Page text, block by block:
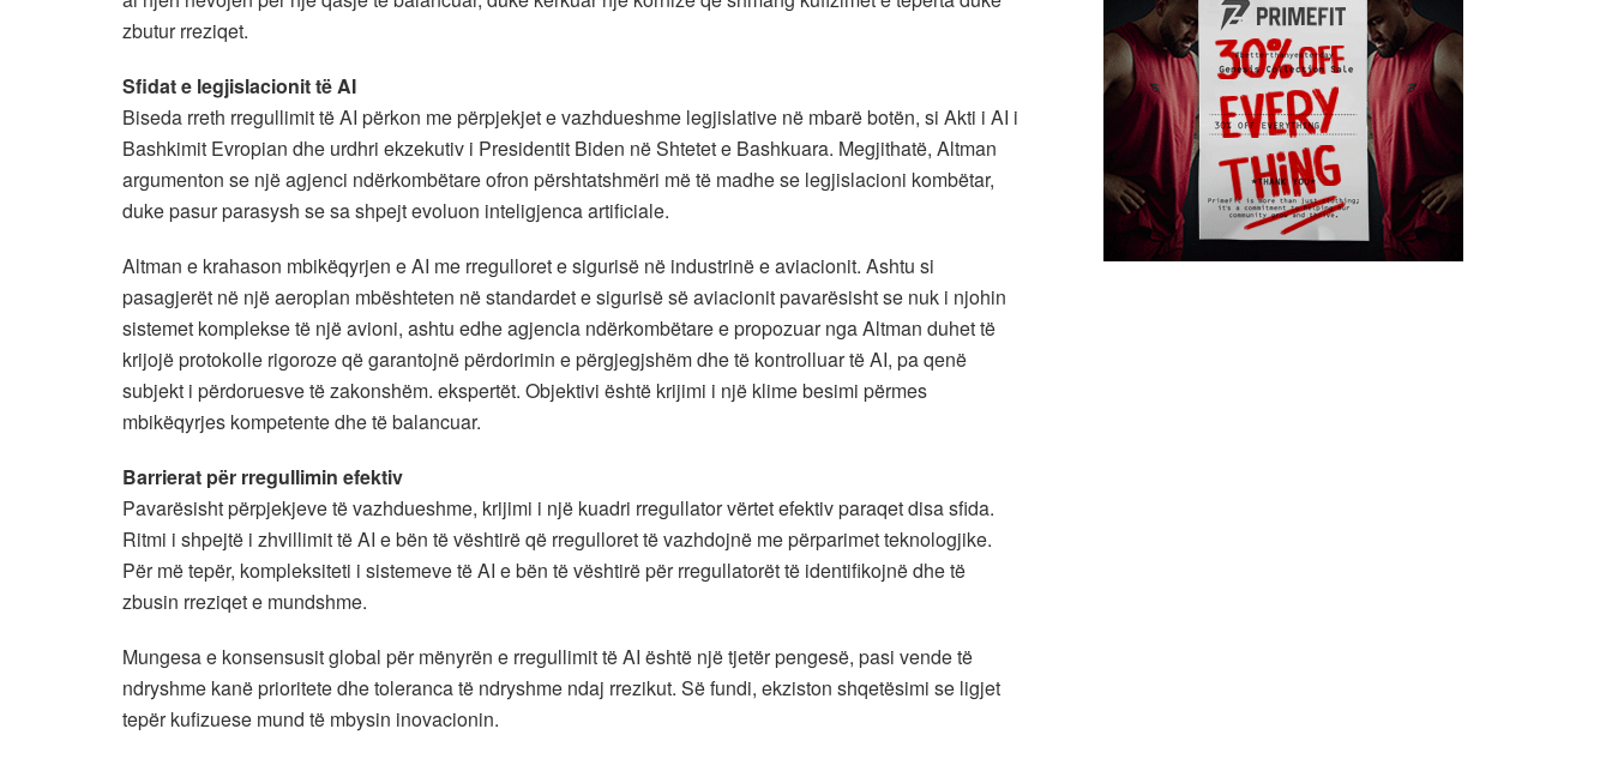
zbutur rreziqet.
Sfidat e legjislacionit të AI
Biseda rreth rregullimit të AI përkon me përpjekjet e vazhdueshme legjislative në mbarë botën, si Akti i AI i
Bashkimit Evropian dhe urdhri ekzekutiv i Presidentit Biden në Shtetet e Bashkuara. Megjithatë, Altman
argumenton se një agjenci ndërkombëtare ofron përshtatshmëri më të madhe se legjislacioni kombëtar,
duke pasur parasysh se sa shpejt evoluon inteligjenca artificiale.
Altman e krahason mbikëqyrjen e AI me rregulloret e sigurisë në industrinë e aviacionit. Ashtu si
pasagjerët në një aeroplan mbështeten në standardet e sigurisë së aviacionit pavarësisht se nuk i njohin
sistemet komplekse të një avioni, ashtu edhe agjencia ndërkombëtare e propozuar nga Altman duhet të
krijojë protokolle rigoroze që garantojnë përdorimin e përgjegjshëm dhe të kontrolluar të AI, pa qenë
subjekt i përdoruesve të zakonshëm. ekspertët. Objektivi është krijimi i një klime besimi përmes
mbikëqyrjes kompetente dhe të balancuar.
Barrierat për rregullimin efektiv
Pavarësisht përpjekjeve të vazhdueshme, krijimi i një kuadri rregullator vërtet efektiv paraqet disa sfida.
Ritmi i shpejtë i zhvillimit të AI e bën të vështirë që rregulloret të vazhdojnë me përparimet teknologjike.
Për më tepër, kompleksiteti i sistemeve të AI e bën të vështirë për rregullatorët të identifikojnë dhe të
zbusin rreziqet e mundshme.
Mungesa e konsensusit global për mënyrën e rregullimit të AI është një tjetër pengesë, pasi vende të
ndryshme kanë prioritete dhe toleranca të ndryshme ndaj rrezikut. Së fundi, ekziston shqetësimi se ligjet
tepër kufizuese mund të mbysin inovacionin.